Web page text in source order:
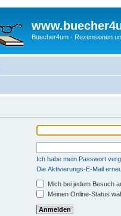
Buecher4um - Rezensionen
Ich habe mein Passwort
Die Aktivierungs-E-Mail
Mich bei jedem Besuch
Meinen Online-Status